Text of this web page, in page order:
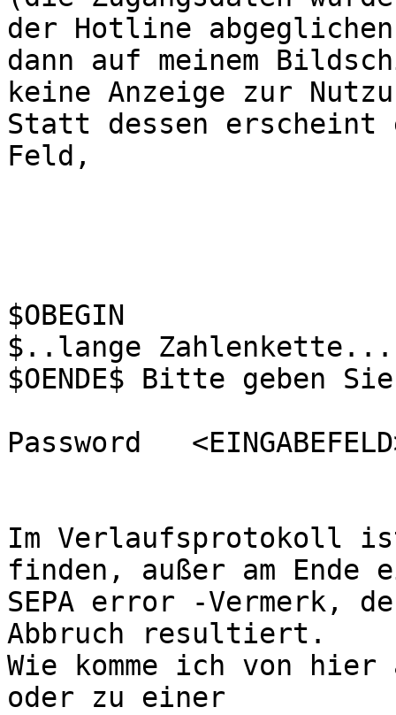
der Hotline
dann auf meinem
keine Anzeige zur
Statt dessen erscheint
Feld,
$OBEGIN
$..lange
$OENDE$ Bitte
Password
Im Verlaufsprotokoll
finden, außer am Ende
SEPA error -Vermerk,
Abbruch resultiert.
Wie komme ich von
oder zu einer